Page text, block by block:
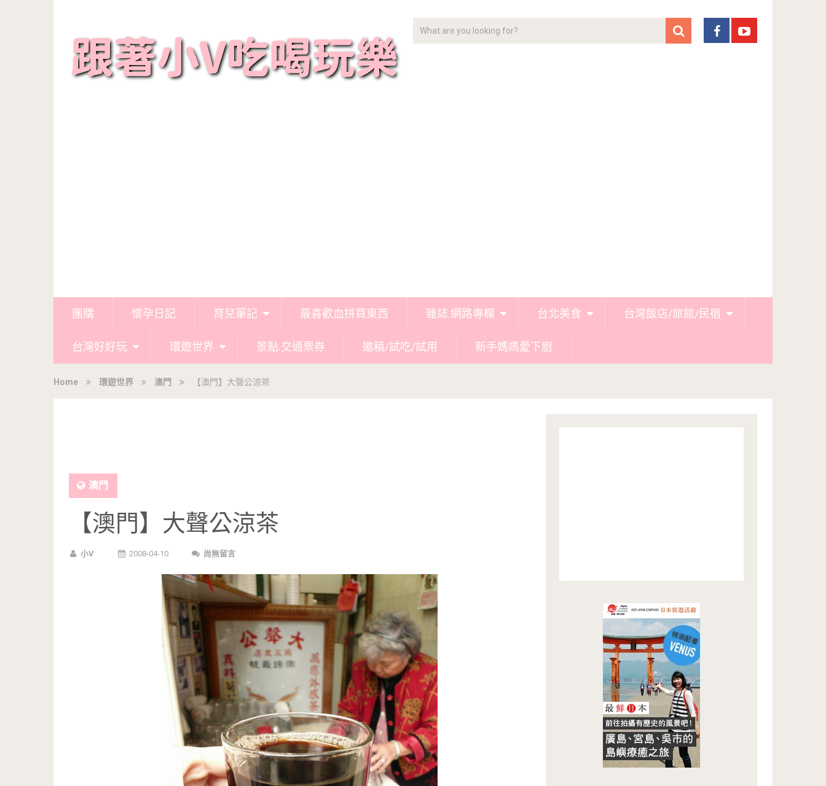
團購 懷孕日記 育兒筆記 最喜歡血拼買東西 雜誌.網路專欄 台北美食 台灣飯店/旅館/民宿
台灣好好玩 環遊世界 景點.交通票券 邀稿/試吃/試用 新手媽媽愛下廚
Home 環遊世界 澳門 【澳門】大聲公涼茶
澳門
【澳門】大聲公涼茶
小V 2008-04-10 尚無留言